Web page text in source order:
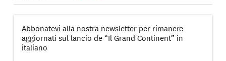
Iscrizione
Abbonatevi alla nostra newsletter per rimanere
aggiornati sul lancio de “Il Grand Continent” in
italiano